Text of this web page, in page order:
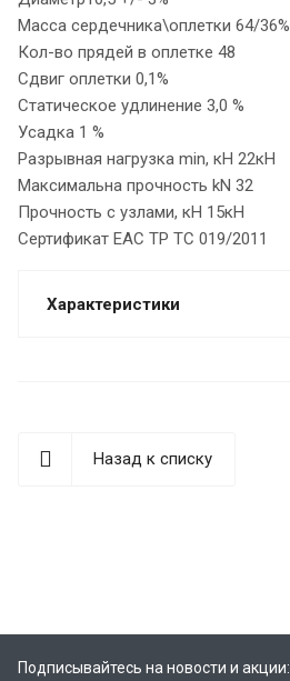
Масса сердечника\оплетки 64/36%
Кол-во прядей в оплетке 48
Сдвиг оплетки 0,1%
Статическое удлинение 3,0 %
Усадка 1 %
Разрывная нагрузка min, кН 22кН
Максимальна прочность kN 32
Прочность с узлами, кН 15кН
Сертификат ЕАС ТР ТС 019/2011
Характеристики
Назад к списку
Подписывайтесь на новости и акции: